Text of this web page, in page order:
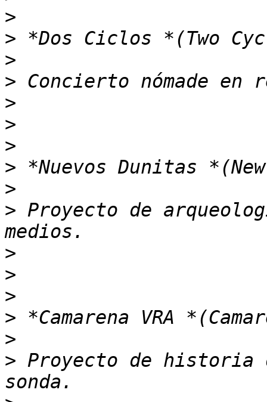
>
>
>
>
>
>
>
>
>
> Proyecto de
>
>
>
>
>
> Proyecto de historia